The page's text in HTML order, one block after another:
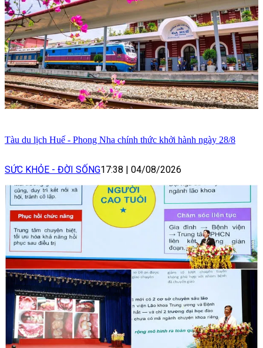
Tàu du lịch Huế - Phong Nha chính thức khởi hành ngày 28/8
SỨC KHỎE - ĐỜI SỐNG17:38 04/08/2026